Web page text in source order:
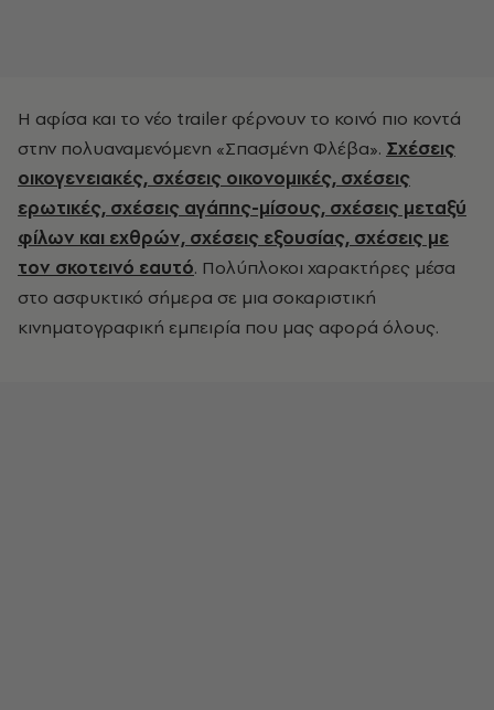
Η αφίσα και το νέο trailer φέρνουν το κοινό πιο κοντά
στην πολυαναμενόμενη «Σπασμένη Φλέβα». Σχέσεις
οικογενειακές, σχέσεις οικονομικές, σχέσεις
ερωτικές, σχέσεις αγάπης-μίσους, σχέσεις μεταξύ
φίλων και εχθρών, σχέσεις εξουσίας, σχέσεις με
τον σκοτεινό εαυτό. Πολύπλοκοι χαρακτήρες μέσα
στο ασφυκτικό σήμερα σε μια σοκαριστική
κινηματογραφική εμπειρία που μας αφορά όλους.